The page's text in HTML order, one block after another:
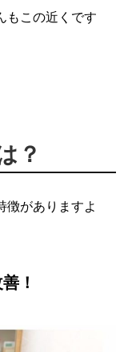
もこの近くです
？
徴がありますよ
！